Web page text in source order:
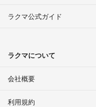
ラクマ公式ガイド
ラクマについて
会社概要
利用規約